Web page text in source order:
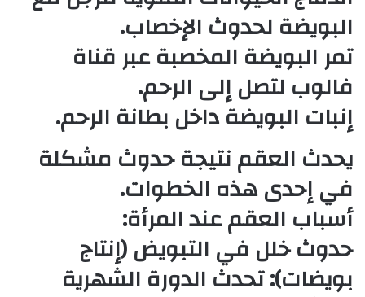
البويضة لحدوث الإخصاب.
تمر البويضة المخصبة عبر قناة
فالوب لتصل إلى الرحم.
إنبات البويضة داخل بطانة الرحم.
يحدث العقم نتيجة حدوث مشكلة
في إحدى هذه الخطوات.
أسباب العقم عند المرأة:
حدوث خلل في التبويض (إنتاج
بويضات): تحدث الدورة الشهرية